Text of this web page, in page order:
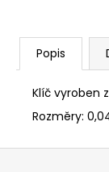
Popis
Klíč vyroben
Rozměry:
Z